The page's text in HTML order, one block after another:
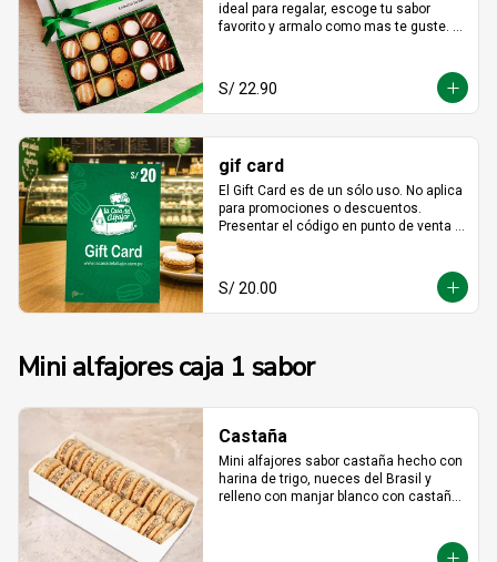
ideal para regalar, escoge tu sabor
favorito y armalo como mas te guste.
S/ 22.90
gif card
El Gift Card es de un sólo uso. No aplica
para promociones o descuentos.
Presentar el código en punto de venta o
efectivo. No es acumulable. No puede
ser reemplazado por dinero, ni usado
en otras promociones. No válido en
provincia de Chiclayo. No válido para
S/ 20.00
Mini alfajores caja 1 sabor
Castaña
Mini alfajores sabor castaña hecho con
harina de trigo, nueces del Brasil y
relleno con manjar blanco con castaña